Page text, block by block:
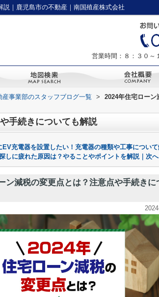
｜鹿児島市の不動産｜南国殖産株式会社
営業時間：８：３０～
事業部のスタッフブログ一覧 >
2024年住宅ロー
手続きについても解説
充電器を設置したい！充電器の種類や工事につい
しに疲れた原因は？やることやポイントを解説｜次
ン減税の変更点とは？注意点や手続きに